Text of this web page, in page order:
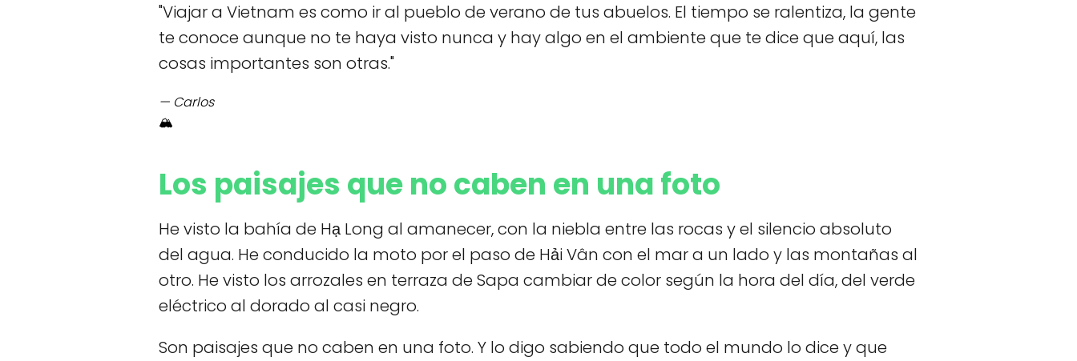
"Viajar a Vietnam es como ir al pueblo de verano de tus abuelos. El tiempo se ralentiza, la gente
te conoce aunque no te haya visto nunca y hay algo en el ambiente que te dice que aquí, las
cosas importantes son otras."
— Carlos
🏔️
Los paisajes que no caben en una foto
He visto la bahía de Hạ Long al amanecer, con la niebla entre las rocas y el silencio absoluto
del agua. He conducido la moto por el paso de Hải Vân con el mar a un lado y las montañas al
otro. He visto los arrozales en terraza de Sapa cambiar de color según la hora del día, del verde
eléctrico al dorado al casi negro.
Son paisajes que no caben en una foto. Y lo digo sabiendo que todo el mundo lo dice y que